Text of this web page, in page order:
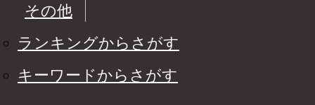
その他
ランキングからさがす
キーワードからさがす